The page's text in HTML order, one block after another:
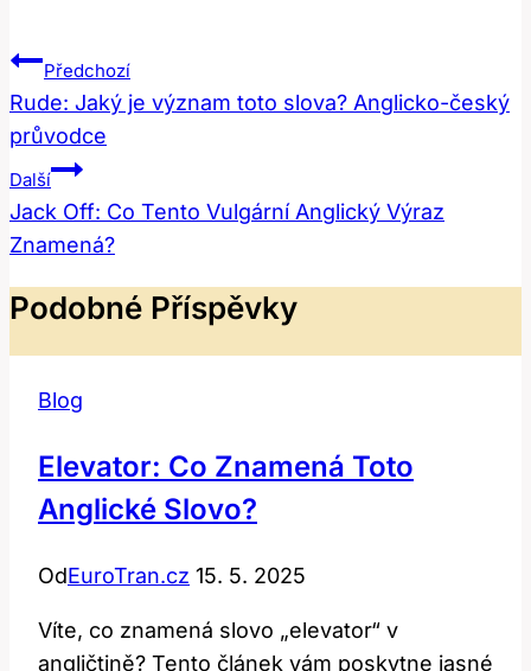
Navigace
Pro
Příspěvek
Předchozí
Rude: Jaký je význam toto slova? Anglicko-český
průvodce
Další
Jack Off: Co Tento Vulgární Anglický Výraz
Znamená?
Podobné Příspěvky
Blog
Elevator: Co Znamená Toto
Anglické Slovo?
OdEuroTran.cz 15. 5. 2025
Víte, co znamená slovo „elevator“ v
angličtině? Tento článek vám poskytne jasné